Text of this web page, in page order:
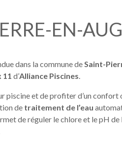
EN-
dans la commune de Saint-
d’Alliance Piscines
piscine et de profiter d’un confort
de traitement de l’eau
de réguler le chlore et le pH de